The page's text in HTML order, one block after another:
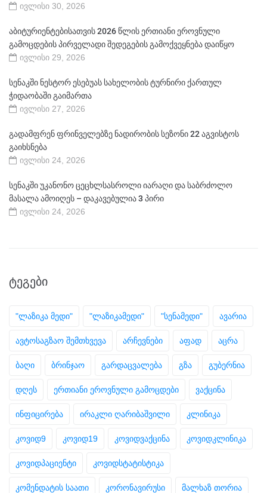
ივლისი 30, 2026
აბიტურიენტებისათვის 2026 წლის ერთიანი ეროვნული
გამოცდების პირველადი შედეგების გამოქვეყნება დაიწყო
ივლისი 29, 2026
სენაკში ნესტორ ესებუას სახელობის ტურნირი ქართულ
ჭიდაობაში გაიმართა
ივლისი 27, 2026
გადამფრენ ფრინველებზე ნადირობის სეზონი 22 აგვისტოს
გაიხსნება
ივლისი 24, 2026
სენაკში უკანონო ცეცხლსასროლი იარაღი და საბრძოლო
მასალა ამოიღეს – დაკავებულია 3 პირი
ივლისი 24, 2026
ᲢᲔᲒᲔᲑᲘ
"ლაზიკა მედი" "ლაზიკამედი" "სენამედი" ავარია
ავტოსაგზაო შემთხვევა არჩევნები აფად აცრა
ბაღი ბრინჯაო გარდაცვალება გზა გუბერნია
დღეს ერთიანი ეროვნული გამოცდები ვაქცინა
ინფიცირება ირაკლი ღარიბაშვილი კლინიკა
კოვიდ9 კოვიდ19 კოვიდვაქცინა კოვიდკლინიკა
კოვიდპაციენტი კოვიდსტატისტიკა
კომენდატის საათი კორონავირუსი მალხაზ თორია